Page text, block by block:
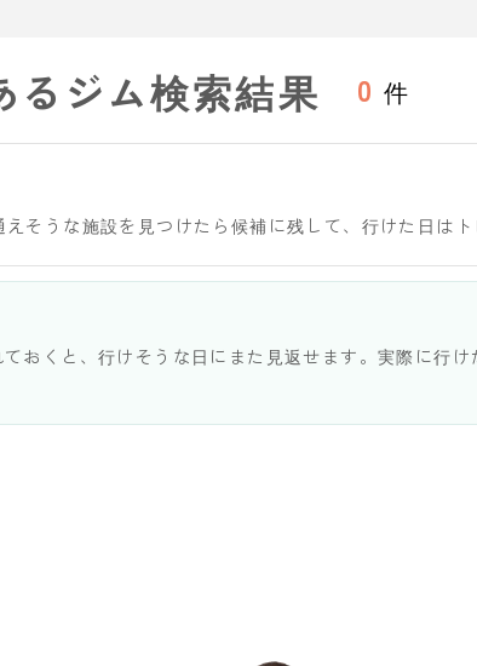
るジム検索結果 0 件
そうな施設を見つけたら候補に残して、行けた日はト
おくと、行けそうな日にまた見返せます。実際に行